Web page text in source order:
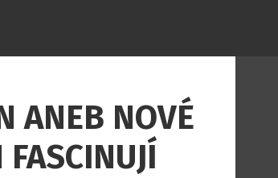
ANEB NOVÉ